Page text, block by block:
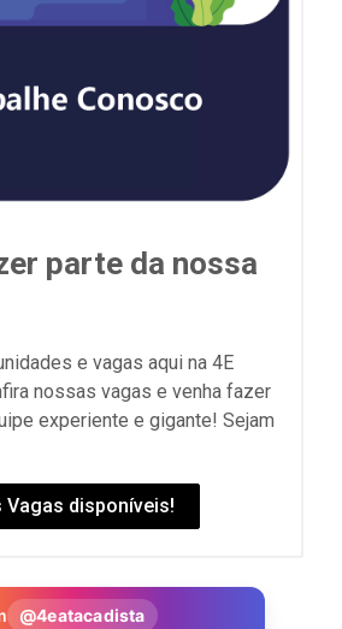
parte da nossa
e vagas aqui na 4E
nossas vagas e venha fazer
experiente e gigante! Sejam
Vagas disponíveis!
@4eatacadista